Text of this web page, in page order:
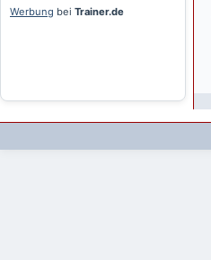
Werbung bei Trainer.de